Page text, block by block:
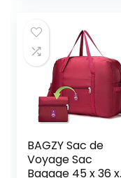
BAGZY Sac de
Voyage Sac
Bagage 45 x 36 x